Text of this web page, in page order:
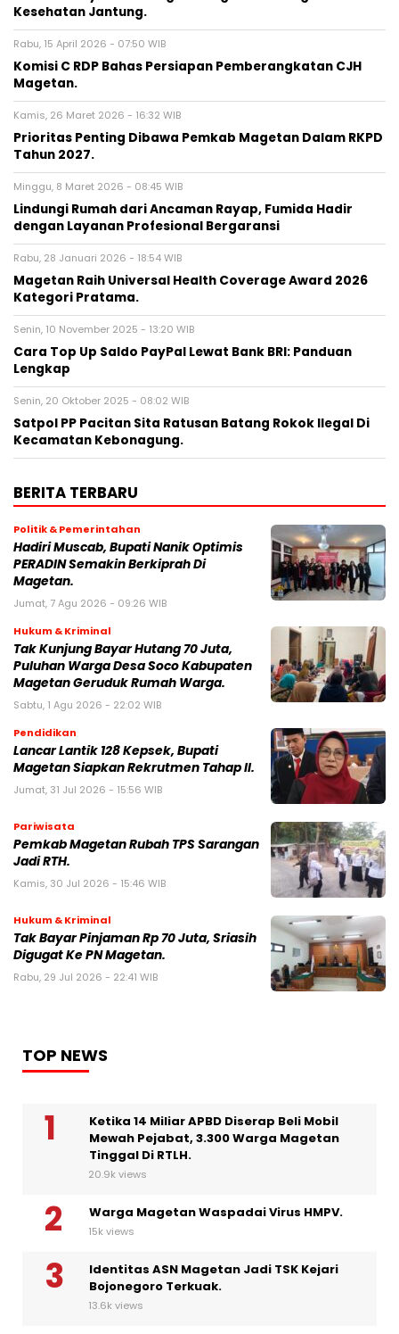
Kesehatan Jantung.
Rabu, 15 April 2026 - 07:50 WIB
Komisi C RDP Bahas Persiapan Pemberangkatan CJH
Magetan.
Kamis, 26 Maret 2026 - 16:32 WIB
Prioritas Penting Dibawa Pemkab Magetan Dalam RKPD
Tahun 2027.
Minggu, 8 Maret 2026 - 08:45 WIB
Lindungi Rumah dari Ancaman Rayap, Fumida Hadir
dengan Layanan Profesional Bergaransi
Rabu, 28 Januari 2026 - 18:54 WIB
Magetan Raih Universal Health Coverage Award 2026
Kategori Pratama.
Senin, 10 November 2025 - 13:20 WIB
Cara Top Up Saldo PayPal Lewat Bank BRI: Panduan
Lengkap
Senin, 20 Oktober 2025 - 08:02 WIB
Satpol PP Pacitan Sita Ratusan Batang Rokok Ilegal Di
Kecamatan Kebonagung.
BERITA TERBARU
Politik & Pemerintahan
Hadiri Muscab, Bupati Nanik Optimis
PERADIN Semakin Berkiprah Di
Magetan.
Jumat, 7 Agu 2026 - 09:26 WIB
Hukum & Kriminal
Tak Kunjung Bayar Hutang 70 Juta,
Puluhan Warga Desa Soco Kabupaten
Magetan Geruduk Rumah Warga.
Sabtu, 1 Agu 2026 - 22:02 WIB
Pendidikan
Lancar Lantik 128 Kepsek, Bupati
Magetan Siapkan Rekrutmen Tahap II.
Jumat, 31 Jul 2026 - 15:56 WIB
Pariwisata
Pemkab Magetan Rubah TPS Sarangan
Jadi RTH.
Kamis, 30 Jul 2026 - 15:46 WIB
Hukum & Kriminal
Tak Bayar Pinjaman Rp 70 Juta, Sriasih
Digugat Ke PN Magetan.
Rabu, 29 Jul 2026 - 22:41 WIB
TOP NEWS
Ketika 14 Miliar APBD Diserap Beli Mobil
Mewah Pejabat, 3.300 Warga Magetan
Tinggal Di RTLH.
20.9k views
Warga Magetan Waspadai Virus HMPV.
15k views
Identitas ASN Magetan Jadi TSK Kejari
Bojonegoro Terkuak.
13.6k views